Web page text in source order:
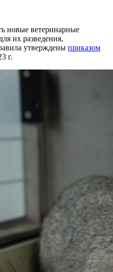
новые ветеринарные
их разведения,
утверждены приказом
г.